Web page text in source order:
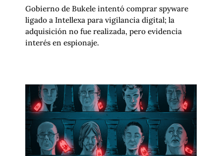
Gobierno de Bukele intentó comprar spyware
ligado a Intellexa para vigilancia digital; la
adquisición no fue realizada, pero evidencia
interés en espionaje.